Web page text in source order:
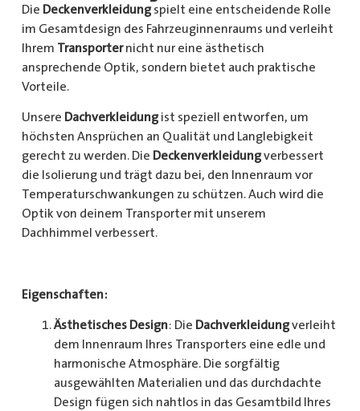
Die Deckenverkleidungspielt eine entscheidende Rolle
im Gesamtdesign des Fahrzeuginnenraums und verleiht
Ihrem Transporternicht nur eine ästhetisch
ansprechende Optik, sondern bietet auch praktische
Vorteile.
Unsere Dachverkleidungist speziell entworfen, um
höchsten Ansprüchen an Qualität und Langlebigkeit
gerecht zu werden. Die Deckenverkleidungverbessert
die Isolierung und trägt dazu bei, den Innenraum vor
Temperaturschwankungen zu schützen. Auch wird die
Optik von deinem Transporter mit unserem
Dachhimmel verbessert.
Eigenschaften:
Ästhetisches Design: Die Dachverkleidungverleiht
dem Innenraum Ihres Transporters eine edle und
harmonische Atmosphäre. Die sorgfältig
ausgewählten Materialien und das durchdachte
Design fügen sich nahtlos in das Gesamtbild Ihres